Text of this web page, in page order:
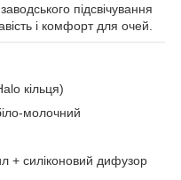
підсвічування
і комфорт для очей.
кільця)
молочний
+ силіконовий дифузор